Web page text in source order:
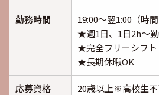
勤務時間
19:00～翌1:00（時
★週1日、1日2h～
★完全フリーシフト
★長期休暇OK
応募資格
20歳以上※高校生